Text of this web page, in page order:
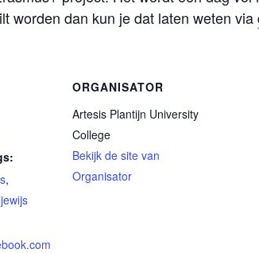
worden dan kun je dat laten weten via
,
ORGANISATOR
Artesis Plantijn University
College
Bekijk de site van
Organisator